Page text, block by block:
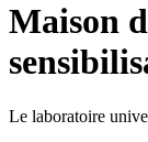
Maison
Le laboratoire